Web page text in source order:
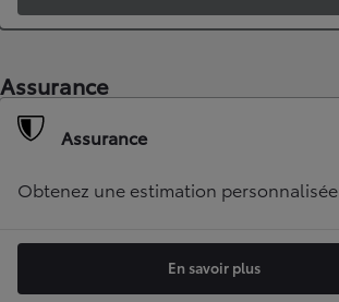
Assurance
Assurance
Obtenez une estimation personnalisée
En savoir plus